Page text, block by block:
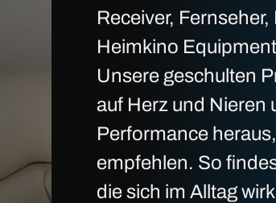
Receiver,
Heimkino
Unsere geschulten
auf Herz und Nieren
Performance
empfehlen. So
die sich im Alltag